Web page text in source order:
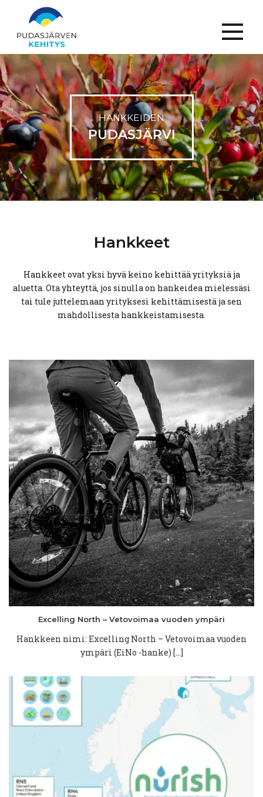
Menu
HANKKEIDEN
PUDASJÄRVI
Hankkeet
Hankkeet ovat yksi hyvä keino kehittää yrityksiä ja
aluetta. Ota yhteyttä, jos sinulla on hankeidea mielessäsi
tai tule juttelemaan yrityksesi kehittämisestä ja sen
mahdollisesta hankkeistamisesta.
Excelling North – Vetovoimaa vuoden ympäri
Hankkeen nimi: Excelling North – Vetovoimaa vuoden
ympäri (EiNo -hanke) […]